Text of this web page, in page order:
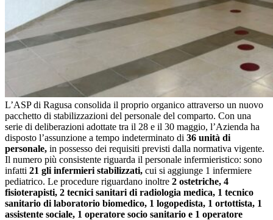
L’ASP di Ragusa consolida il proprio organico attraverso un nuovo
pacchetto di stabilizzazioni del personale del comparto. Con una
serie di deliberazioni adottate tra il 28 e il 30 maggio, l’Azienda ha
disposto l’assunzione a tempo indeterminato di 36 unità di
personale, in possesso dei requisiti previsti dalla normativa vigente.
Il numero più consistente riguarda il personale infermieristico: sono
infatti 21 gli infermieri stabilizzati, cui si aggiunge 1 infermiere
pediatrico. Le procedure riguardano inoltre 2 ostetriche, 4
fisioterapisti, 2 tecnici sanitari di radiologia medica, 1 tecnico
sanitario di laboratorio biomedico, 1 logopedista, 1 ortottista, 1
assistente sociale, 1 operatore socio sanitario e 1 operatore